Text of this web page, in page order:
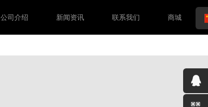
公司介绍 新闻资讯 联系我们 商城